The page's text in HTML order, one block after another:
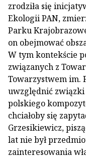
zrodziła się
Ekologii PAN,
Parku
on obejmować
W tym kontekście
związanych z
Towarzystwem im.
uwzględnić związki
polskiego
chciałoby się
Grzesikiewicz,
lat nie był
zainteresowania